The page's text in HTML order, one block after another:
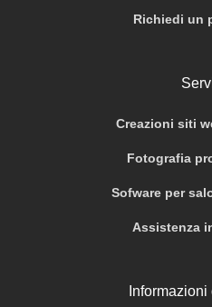
Richiedi un
Creazioni siti
Fotografia
Sofware per
Assistenza